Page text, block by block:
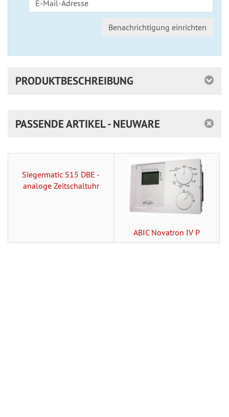
Benachrichtigung einrichten
PRODUKTBESCHREIBUNG
PASSENDE ARTIKEL - NEUWARE
Siegermatic S15 DBE -
analoge Zeitschaltuhr
ABIC Novatron IV P